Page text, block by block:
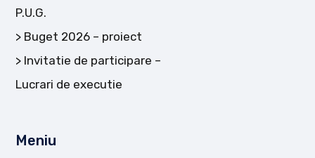
P.U.G.
Buget 2026 – proiect
Invitatie de participare –
Lucrari de executie
Meniu